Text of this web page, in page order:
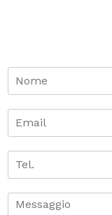
N
eo
E
m
iT
.C